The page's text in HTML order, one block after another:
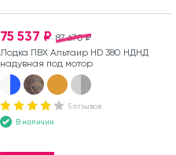
87 670 ₽
75 537 ₽
Лодка ПВХ Альтаир HD 380 НДНД
надувная под мотор
5 отзывов
В наличии